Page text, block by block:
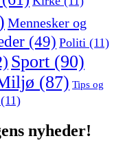
Mennesker og
(49) Politi (11)
Sport (90)
(87) Tips og
(11)
nyheder!